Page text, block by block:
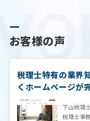
お客様の声
税理士特有の業界
くホームページが
下山税理
税理士事